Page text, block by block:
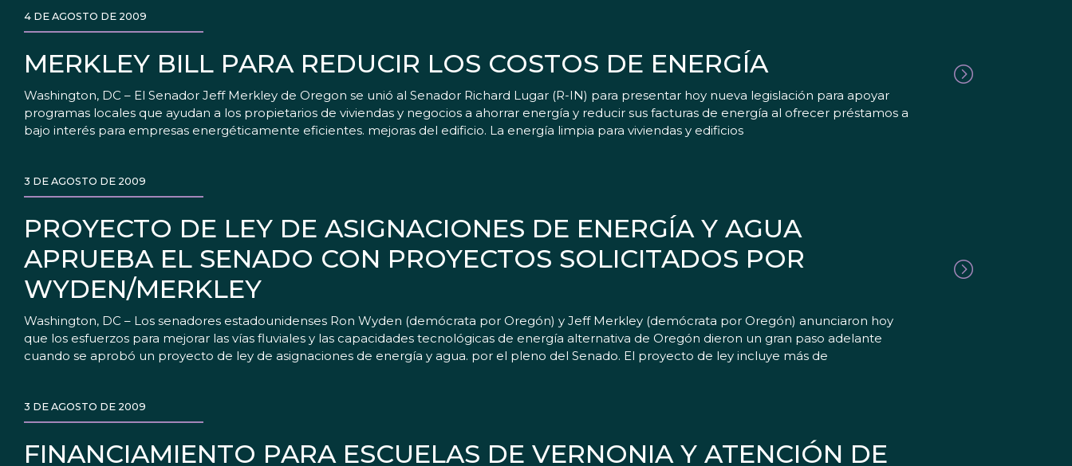
MERKLEY BILL PARA REDUCIR LOS COSTOS DE ENERGÍA
4 DE AGOSTO DE 2009
Washington, DC – El Senador Jeff Merkley de Oregon se unió al Senador Richard Lugar (R-IN) para presentar hoy nueva legislación para apoyar
programas locales que ayudan a los propietarios de viviendas y negocios a ahorrar energía y reducir sus facturas de energía al ofrecer préstamos a
bajo interés para empresas energéticamente eficientes. mejoras del edificio. La energía limpia para viviendas y edificios
PROYECTO DE LEY DE ASIGNACIONES DE ENERGÍA Y AGUA
APRUEBA EL SENADO CON PROYECTOS SOLICITADOS POR
WYDEN/MERKLEY
3 DE AGOSTO DE 2009
Washington, DC – Los senadores estadounidenses Ron Wyden (demócrata por Oregón) y Jeff Merkley (demócrata por Oregón) anunciaron hoy
que los esfuerzos para mejorar las vías fluviales y las capacidades tecnológicas de energía alternativa de Oregón dieron un gran paso adelante
cuando se aprobó un proyecto de ley de asignaciones de energía y agua. por el pleno del Senado. El proyecto de ley incluye más de
FINANCIAMIENTO PARA ESCUELAS DE VERNONIA Y ATENCIÓN DE
3 DE AGOSTO DE 2009